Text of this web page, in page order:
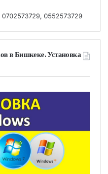
0552573729
в Бишкеке. Установка